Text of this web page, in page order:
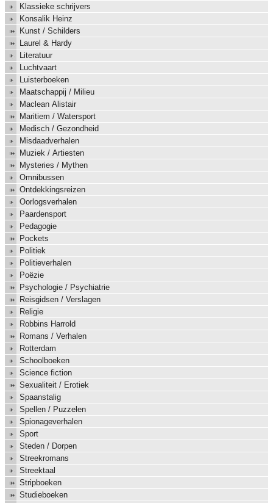
Klassieke schrijvers
Konsalik Heinz
Kunst / Schilders
Laurel & Hardy
Literatuur
Luchtvaart
Luisterboeken
Maatschappij / Milieu
Maclean Alistair
Maritiem / Watersport
Medisch / Gezondheid
Misdaadverhalen
Muziek / Artiesten
Mysteries / Mythen
Omnibussen
Ontdekkingsreizen
Oorlogsverhalen
Paardensport
Pedagogie
Pockets
Politiek
Politieverhalen
Poëzie
Psychologie / Psychiatrie
Reisgidsen / Verslagen
Religie
Robbins Harrold
Romans / Verhalen
Rotterdam
Schoolboeken
Science fiction
Sexualiteit / Erotiek
Spaanstalig
Spellen / Puzzelen
Spionageverhalen
Sport
Steden / Dorpen
Streekromans
Streektaal
Stripboeken
Studieboeken